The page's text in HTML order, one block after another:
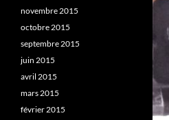
novembre 2015
octobre 2015
septembre 2015
juin 2015
avril 2015
mars 2015
février 2015